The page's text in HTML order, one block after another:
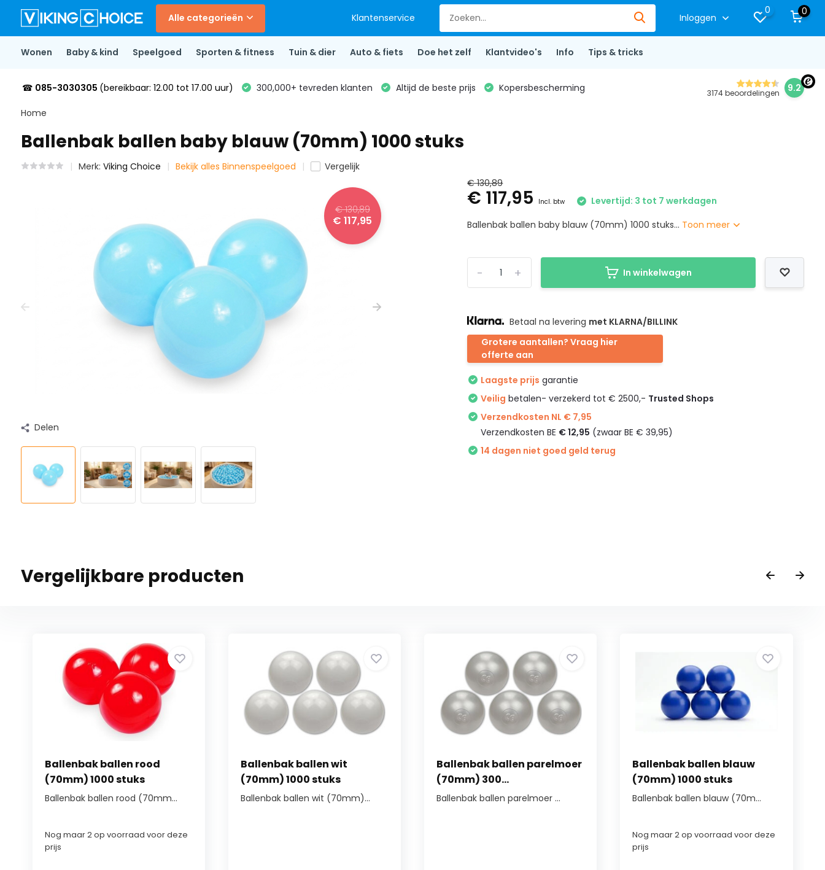
Alle categorieën Klantenservice Inloggen
0 0
Wonen Baby & kind Speelgoed Sporten & fitness Tuin & dier Auto & fiets Doe het zelf Klantvideo's Info Tips & tricks
☎ 085-3030305 (bereikbaar: 12.00 tot 17.00 uur) 300,000+ tevreden klanten Altijd de beste prijs Kopersbescherming 3174 beoordelingen 9.2
Home
Ballenbak ballen baby blauw (70mm) 1000 stuks
Merk: Viking Choice Bekijk alles Binnenspeelgoed Vergelijk
€ 130,89
€ 117,95
Delen
€ 130,89
€ 117,95 Incl. btw
Levertijd: 3 tot 7 werkdagen
Ballenbak ballen baby blauw (70mm) 1000 stuks... Toon meer
+
- In winkelwagen
Betaal na levering met KLARNA/BILLINK
Grotere aantallen? Vraag hier
offerte aan
Laagste prijs garantie
Veilig betalen- verzekerd tot € 2500,- Trusted Shops
Verzendkosten NL € 7,95
Verzendkosten BE € 12,95 (zwaar BE € 39,95)
14 dagen niet goed geld terug
Vergelijkbare producten
Ballenbak ballen rood
(70mm) 1000 stuks
Ballenbak ballen rood (70mm...
Nog maar 2 op voorraad voor deze
prijs
Ballenbak ballen wit
(70mm) 1000 stuks
Ballenbak ballen wit (70mm)...
Ballenbak ballen parelmoer
(70mm) 300...
Ballenbak ballen parelmoer ...
Ballenbak ballen blauw
(70mm) 1000 stuks
Ballenbak ballen blauw (70m...
Nog maar 2 op voorraad voor deze
prijs